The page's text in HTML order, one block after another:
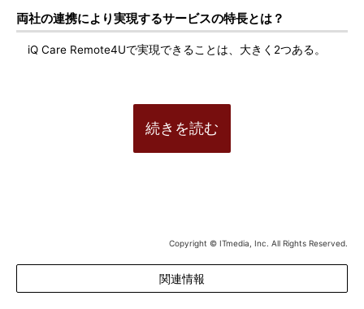
両社の連携により実現するサービスの特長とは？
iQ Care Remote4Uで実現できることは、大きく2つある。
続きを読む
Copyright © ITmedia, Inc. All Rights Reserved.
関連情報